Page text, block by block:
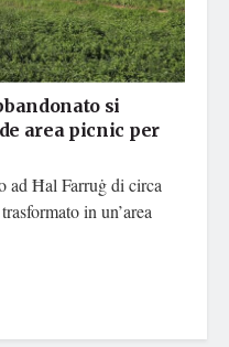
si
area picnic per
ad Ħal Farruġ di circa
in un’area